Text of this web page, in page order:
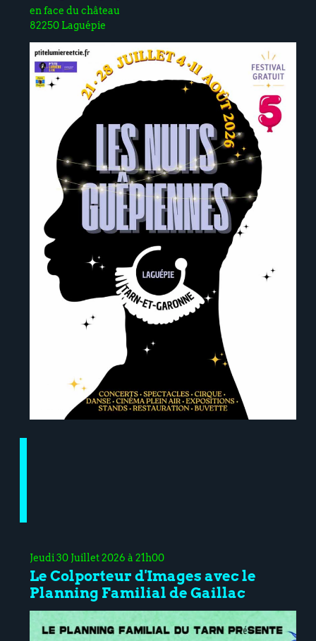
en face du château
82250 Laguépie
Jeudi 30 Juillet 2026 à 21h00
Le Colporteur d'Images avec le
Planning Familial de Gaillac